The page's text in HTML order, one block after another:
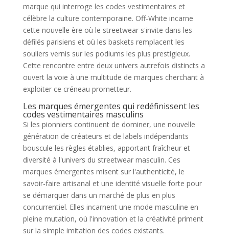
marque qui interroge les codes vestimentaires et
célèbre la culture contemporaine. Off-White incarne
cette nouvelle ère où le streetwear s'invite dans les
défilés parisiens et où les baskets remplacent les
souliers vernis sur les podiums les plus prestigieux.
Cette rencontre entre deux univers autrefois distincts a
ouvert la voie à une multitude de marques cherchant à
exploiter ce créneau prometteur.
Les marques émergentes qui redéfinissent les
codes vestimentaires masculins
Si les pionniers continuent de dominer, une nouvelle
génération de créateurs et de labels indépendants
bouscule les règles établies, apportant fraîcheur et
diversité à l'univers du streetwear masculin. Ces
marques émergentes misent sur l'authenticité, le
savoir-faire artisanal et une identité visuelle forte pour
se démarquer dans un marché de plus en plus
concurrentiel. Elles incarnent une mode masculine en
pleine mutation, où l'innovation et la créativité priment
sur la simple imitation des codes existants.